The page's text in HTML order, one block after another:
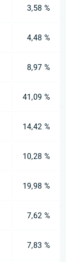
3,58 %
4,48 %
8,97 %
41,09 %
14,42 %
10,28 %
19,98 %
7,62 %
7,83 %